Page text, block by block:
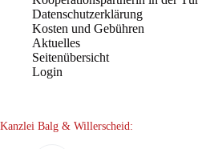
Datenschutzerklärung
Kosten und Gebühren
Aktuelles
Seitenübersicht
Login
Kanzlei Balg & Willerscheid: